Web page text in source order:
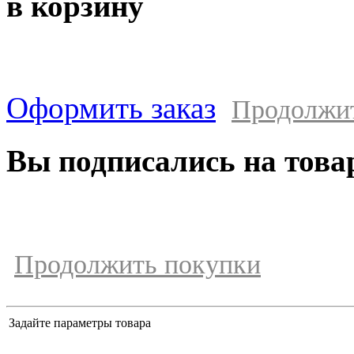
Оформить заказ
Вы подписались на
Продолжить покупки
Задайте параметры товара